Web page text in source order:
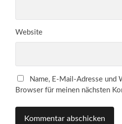
Website
Name, E-Mail-Adresse und
Browser für meinen nächsten